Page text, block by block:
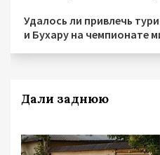
Удалось ли привлечь
и Бухару на чемпионате
Дали заднюю